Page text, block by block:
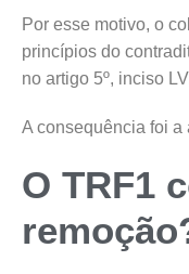
Por esse motivo, o
princípios do
no artigo 5º, inciso
A consequência foi a
O TRF1